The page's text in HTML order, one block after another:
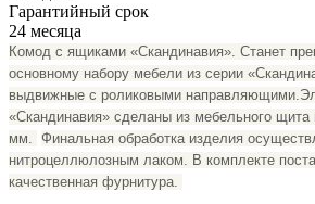
Гарантийный срок
24 месяца
Комод с ящиками «Скандинавия». Станет
основному набору мебели из серии
выдвижные с роликовыми
«Скандинавия» сделаны из мебельного
мм. Финальная обработка изделия
нитроцеллюлозным лаком. В комплекте
качественная фурнитура.